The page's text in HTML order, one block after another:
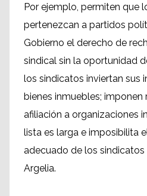
Por ejemplo, permiten que
pertenezcan a partidos
Gobierno el derecho de
sindical sin la oportunidad
los sindicatos inviertan sus
bienes inmuebles; imponen
afiliación a organizaciones
lista es larga e imposibilita
adecuado de los sindicatos
Argelia.